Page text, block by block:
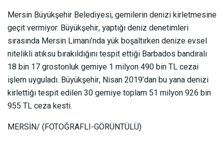
Mersin Büyükşehir Belediyesi, gemilerin denizi kirletmesine
geçit vermiyor. Büyükşehir, yaptığı deniz denetimleri
sırasında Mersin Limanı’nda yük boşaltırken denize evsel
nitelikli atıksu bırakıldığını tespit ettiği Barbados bandıralı
18 bin 17 grostonluk gemiye 1 milyon 490 bin TL cezai
işlem uyguladı. Büyükşehir, Nisan 2019’dan bu yana denizi
kirlettiği tespit edilen 30 gemiye toplam 51 milyon 926 bin
955 TL ceza kesti.
MERSİN/ (FOTOĞRAFLI-GÖRÜNTÜLÜ)